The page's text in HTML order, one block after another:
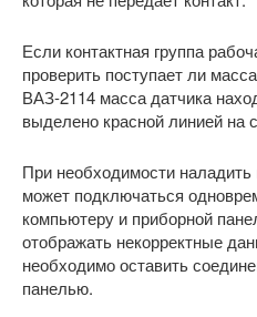
Если контактная группа
проверить поступает ли
ВАЗ-2114 масса датчика
выделено красной линией на
При необходимости наладить
может подключаться
компьютеру и приборной
отображать некорректные
необходимо оставить
панелью.